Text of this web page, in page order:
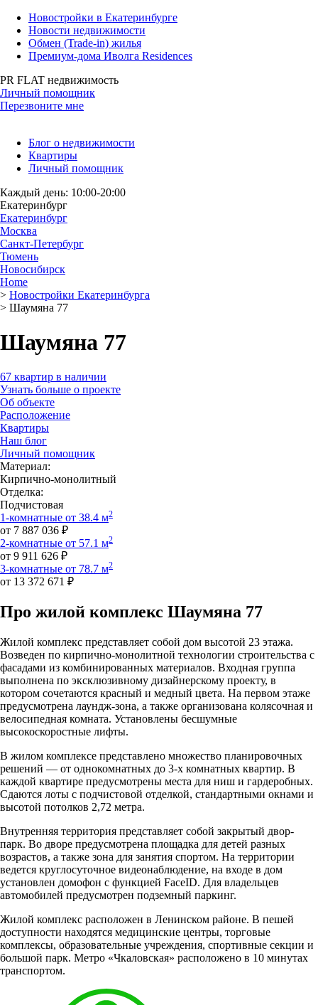
Новостройки в Екатеринбурге
Новости недвижимости
Обмен (Trade-in) жилья
Премиум-дома Иволга Residences
PR FLAT недвижимость
Личный помощник
Перезвоните мне
Блог о недвижимости
Квартиры
Личный помощник
Каждый день: 10:00-20:00
Екатеринбург
Екатеринбург
Москва
Санкт-Петербург
Тюмень
Новосибирск
Home
> Новостройки Екатеринбурга
> Шаумяна 77
Шаумяна 77
67 квартир в наличии
Узнать больше о проекте
Об объекте
Расположение
Квартиры
Наш блог
Личный помощник
Материал:
Кирпично-монолитный
Отделка:
Подчистовая
1-комнатные от 38.4 м2
от 7 887 036 ₽
2-комнатные от 57.1 м2
от 9 911 626 ₽
3-комнатные от 78.7 м2
от 13 372 671 ₽
Про жилой комплекс Шаумяна 77
Жилой комплекс представляет собой дом высотой 23 этажа.
Возведен по кирпично-монолитной технологии строительства с
фасадами из комбинированных материалов. Входная группа
выполнена по эксклюзивному дизайнерскому проекту, в
котором сочетаются красный и медный цвета. На первом этаже
предусмотрена лаундж-зона, а также организована колясочная и
велосипедная комната. Установлены бесшумные
высокоскоростные лифты.
В жилом комплексе представлено множество планировочных
решений — от однокомнатных до 3-х комнатных квартир. В
каждой квартире предусмотрены места для ниш и гардеробных.
Сдаются лоты с подчистовой отделкой, стандартными окнами и
высотой потолков 2,72 метра.
Внутренняя территория представляет собой закрытый двор-
парк. Во дворе предусмотрена площадка для детей разных
возрастов, а также зона для занятия спортом. На территории
ведется круглосуточное видеонаблюдение, на входе в дом
установлен домофон с функцией FaceID. Для владельцев
автомобилей предусмотрен подземный паркинг.
Жилой комплекс расположен в Ленинском районе. В пешей
доступности находятся медицинские центры, торговые
комплексы, образовательные учреждения, спортивные секции и
большой парк. Метро «Чкаловская» расположено в 10 минутах
транспортом.